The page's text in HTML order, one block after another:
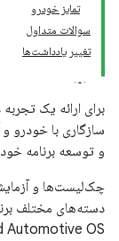
تمایز خودرو
سوالات متداول
تغییر یادداشت‌ها
برای ارائه یک
سازگاری با خودرو
و توسعه برنامه
چک‌لیست‌ها و